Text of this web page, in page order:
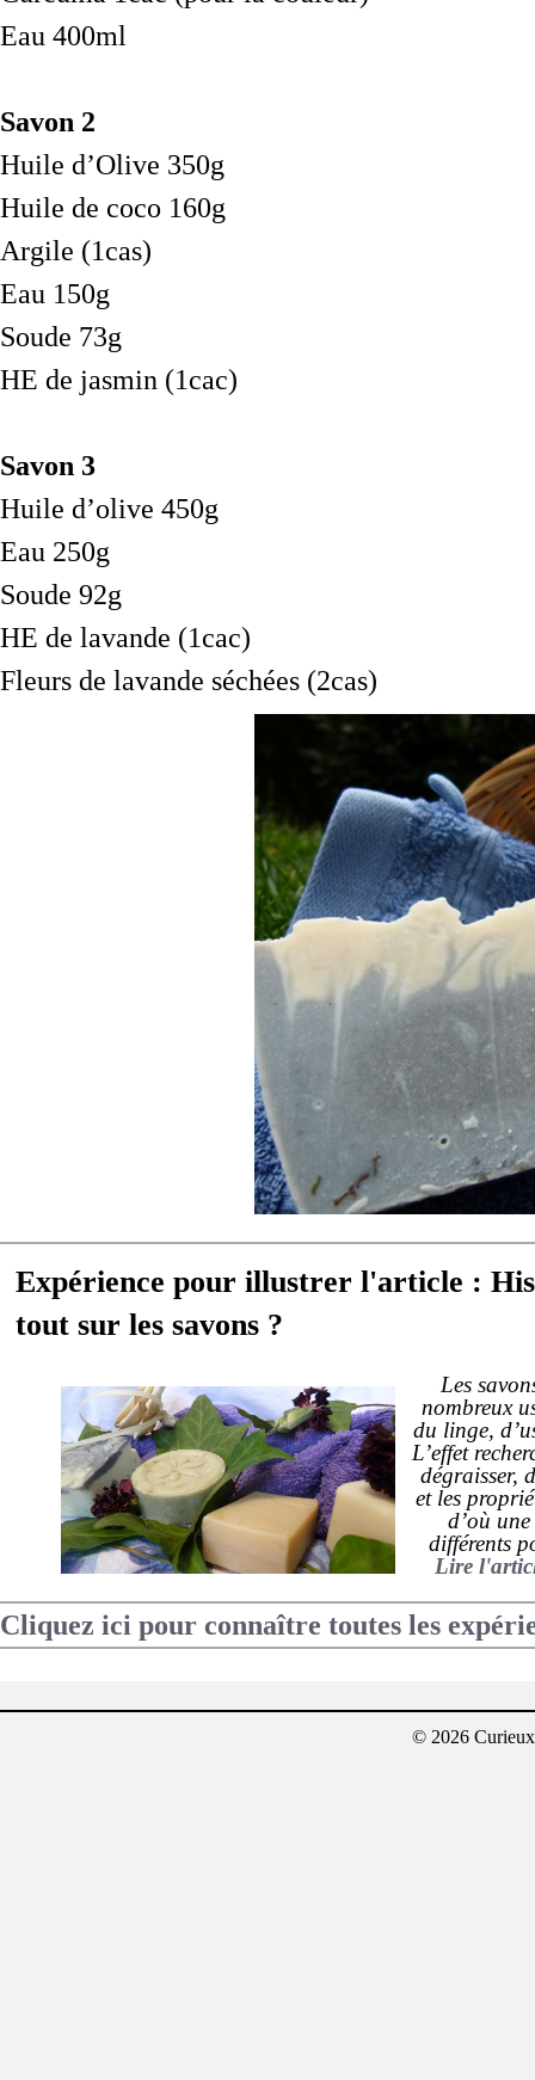
Eau 400ml
Savon 2
Huile d’Olive 350g
Huile de coco 160g
Argile (1cas)
Eau 150g
Soude 73g
HE de jasmin (1cac)
Savon 3
Huile d’olive 450g
Eau 250g
Soude 92g
HE de lavande (1cac)
Fleurs de lavande séchées (2cas)
Expérience pour illustrer l'article :
tout sur les savons ?
Les
nombreux
du linge,
L’effet
dégraisser,
et les
d’où
différents
Lire
Cliquez ici pour connaître toutes les
© 2026